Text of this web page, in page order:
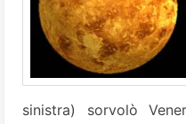
sinistra) sorvolò